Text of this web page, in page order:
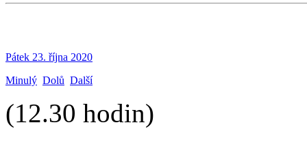
Pátek 23. října 2020
Minulý Dolů Další
(12.30 hodin)